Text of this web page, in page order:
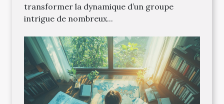
transformer la dynamique d’un groupe
intrigue de nombreux...